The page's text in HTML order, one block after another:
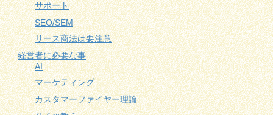
サポート
SEO/SEM
リース商法は要注意
経営者に必要な事
AI
マーケティング
カスタマーファイヤー理論